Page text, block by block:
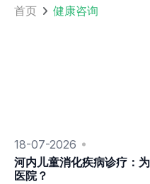
首页 健康咨询
18-07-2026
河内儿童消化疾病诊疗：
医院？